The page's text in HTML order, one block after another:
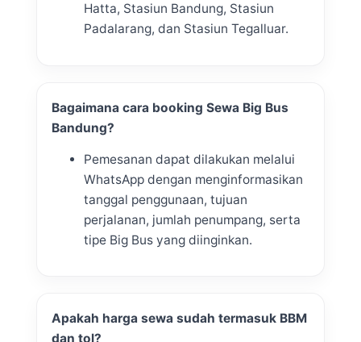
Hatta, Stasiun Bandung, Stasiun
Padalarang, dan Stasiun Tegalluar.
Bagaimana cara booking Sewa Big Bus
Bandung?
Pemesanan dapat dilakukan melalui
WhatsApp dengan menginformasikan
tanggal penggunaan, tujuan
perjalanan, jumlah penumpang, serta
tipe Big Bus yang diinginkan.
Apakah harga sewa sudah termasuk BBM
dan tol?